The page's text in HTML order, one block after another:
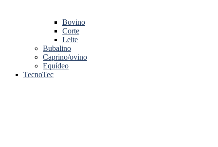
Bovino
Corte
Leite
Bubalino
Caprino/ovino
Equídeo
TecnoTec